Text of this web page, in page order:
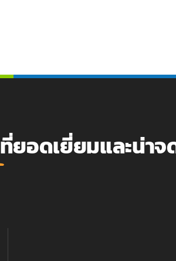
ที่ยอดเยี่ยมและน่าจ